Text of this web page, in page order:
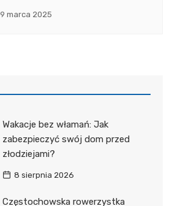
9 marca 2025
Wakacje bez włamań: Jak
zabezpieczyć swój dom przed
złodziejami?
8 sierpnia 2026
Częstochowska rowerzystka